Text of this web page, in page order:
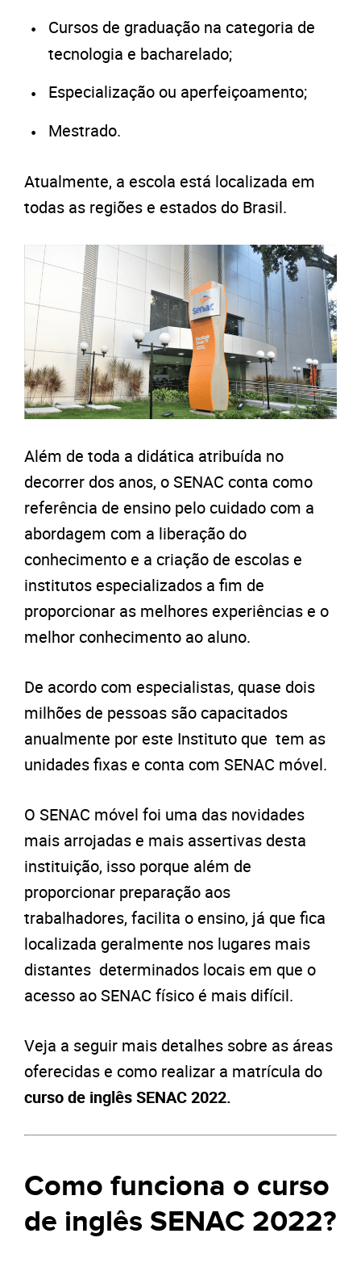
Cursos de graduação na categoria de
tecnologia e bacharelado;
Especialização ou aperfeiçoamento;
Mestrado.
Atualmente, a escola está localizada em
todas as regiões e estados do Brasil.
Além de toda a didática atribuída no
decorrer dos anos, o SENAC conta como
referência de ensino pelo cuidado com a
abordagem com a liberação do
conhecimento e a criação de escolas e
institutos especializados a fim de
proporcionar as melhores experiências e o
melhor conhecimento ao aluno.
De acordo com especialistas, quase dois
milhões de pessoas são capacitados
anualmente por este Instituto que tem as
unidades fixas e conta com SENAC móvel.
O SENAC móvel foi uma das novidades
mais arrojadas e mais assertivas desta
instituição, isso porque além de
proporcionar preparação aos
trabalhadores, facilita o ensino, já que fica
localizada geralmente nos lugares mais
distantes determinados locais em que o
acesso ao SENAC físico é mais difícil.
Veja a seguir mais detalhes sobre as áreas
oferecidas e como realizar a matrícula do
curso de inglês SENAC 2022.
Como funciona o curso
de inglês SENAC 2022?